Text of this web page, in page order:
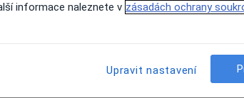
Rezervovat termín
informace naleznete v zásadách ochrany
Upravit nastavení